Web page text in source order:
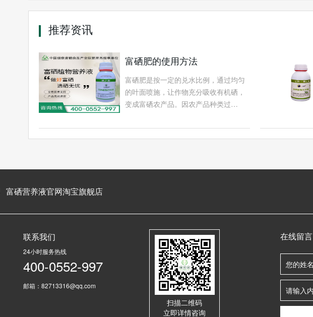
推荐资讯
富硒肥的使用方法
富硒肥是按一定的兑水比例，通过均匀
的叶面喷施，让作物充分吸收有机硒，
变成富硒农产品。因农产品种类过…
富硒营养液官网淘宝旗舰店
联系我们
24小时服务热线
400-0552-997
邮箱：82713316@qq.com
扫描二维码
立即详情咨询
在线留言